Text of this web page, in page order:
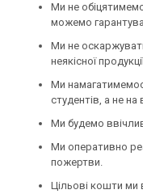
Ми не
можемо
Ми не
неякісної
Ми
студентів, а не на
Ми будемо
Ми оперативно
пожертви.
Цільові кошти